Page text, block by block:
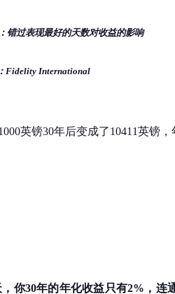
错过表现最好的天数对收益的影响
Fidelity International
英镑30年后变成了10411英镑，
你30年的年化收益只有2%，连